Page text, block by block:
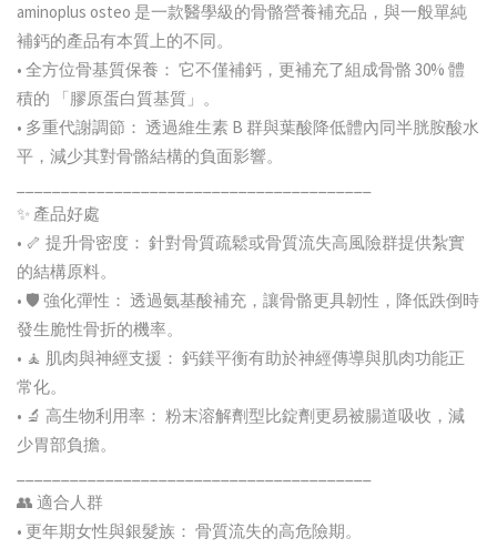
aminoplus osteo 是一款醫學級的骨骼營養補充品，與一般單純
補鈣的產品有本質上的不同。
• 全方位骨基質保養： 它不僅補鈣，更補充了組成骨骼 30% 體
積的 「膠原蛋白質基質」。
• 多重代謝調節： 透過維生素 B 群與葉酸降低體內同半胱胺酸水
平，減少其對骨骼結構的負面影響。
✨ 產品好處
• 🦴 提升骨密度： 針對骨質疏鬆或骨質流失高風險群提供紮實
的結構原料。
• 🛡️ 強化彈性： 透過氨基酸補充，讓骨骼更具韌性，降低跌倒時
發生脆性骨折的機率。
• 🧘 肌肉與神經支援： 鈣鎂平衡有助於神經傳導與肌肉功能正
常化。
• 🔬 高生物利用率： 粉末溶解劑型比錠劑更易被腸道吸收，減
少胃部負擔。
👥 適合人群
• 更年期女性與銀髮族： 骨質流失的高危險期。